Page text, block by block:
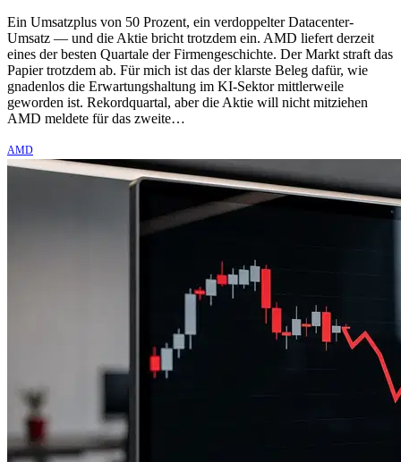
Ein Umsatzplus von 50 Prozent, ein verdoppelter Datacenter-
Umsatz — und die Aktie bricht trotzdem ein. AMD liefert derzeit
eines der besten Quartale der Firmengeschichte. Der Markt straft das
Papier trotzdem ab. Für mich ist das der klarste Beleg dafür, wie
gnadenlos die Erwartungshaltung im KI-Sektor mittlerweile
geworden ist. Rekordquartal, aber die Aktie will nicht mitziehen
AMD meldete für das zweite…
AMD